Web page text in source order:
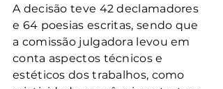
A decisão teve 42 declamadores
e 64 poesias escritas, sendo que
a comissão julgadora levou em
conta aspectos técnicos e
estéticos dos trabalhos, como